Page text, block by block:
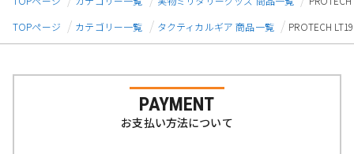
TOPページ
カテゴリー一覧 タクティカルギア 商品一覧 PROTECH
PAYMENT
お支払い方法について